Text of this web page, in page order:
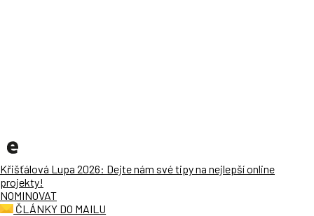
Křišťálová Lupa 2026: Dejte nám své tipy na nejlepší online
projekty!
NOMINOVAT
ČLÁNKY DO MAILU